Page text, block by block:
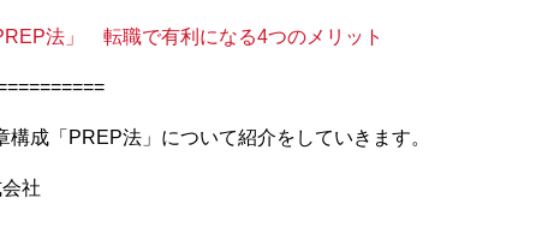
法」 転職で有利になる4つのメリット
構成「PREP法」について紹介をしていきます。
社